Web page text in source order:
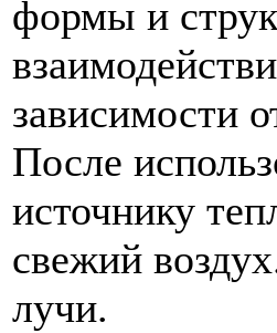
формы и
зависимости
После
источнику
свежий
лучи.